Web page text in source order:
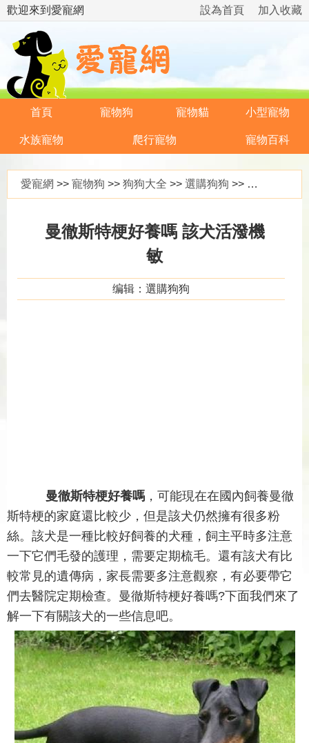
歡迎來到愛寵網 加入收藏
設為首頁
首頁 寵物狗 寵物貓 小型寵物
水族寵物 爬行寵物 寵物百科
愛寵網 >> 寵物狗 >> 狗狗大全 >> 選購狗狗 >> 曼徹斯特梗好養嗎 該犬活潑機敏
曼徹斯特梗好養嗎 該犬活潑機
敏
编辑：選購狗狗
曼徹斯特梗好養嗎 ，可能現在在國內飼養曼徹
斯特梗的家庭還比較少，但是該犬仍然擁有很多粉
絲。該犬是一種比較好飼養的犬種，飼主平時多注意
一下它們毛發的護理，需要定期梳毛。還有該犬有比
較常見的遺傳病，家長需要多注意觀察，有必要帶它
們去醫院定期檢查。曼徹斯特梗好養嗎?下面我們來了
解一下有關該犬的一些信息吧。